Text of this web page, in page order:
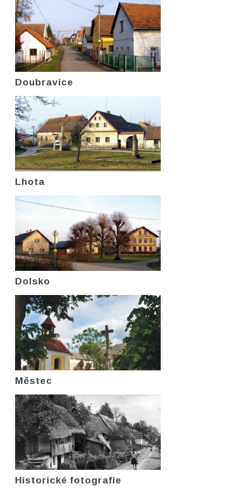
Doubravice
Lhota
Dolsko
Městec
Historické fotografie